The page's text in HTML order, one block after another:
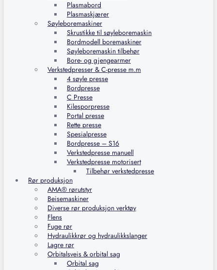
Plasmabord
Plasmaskjærer
Søyleboremaskiner
Skrustikke til søyleboremaskin
Bordmodell boremaskiner
Søyleboremaskin tilbehør
Bore- og gjengearmer
Verkstedpresser & C-presse m.m
4 søyle presse
Bordpresse
C Presse
Kilesporpresse
Portal presse
Rette presse
Spesialpresse
Bordpresse – S16
Verkstedpresse manuell
Verkstedpresse motorisert
Tilbehør verkstedpresse
Rør produksjon
AMA® rørutstyr
Beisemaskiner
Diverse rør produksjon verktøy
Flens
Fuge rør
Hydraulikkrør og hydraulikkslanger
Lagre rør
Orbitalsveis & orbital sag
Orbital sag